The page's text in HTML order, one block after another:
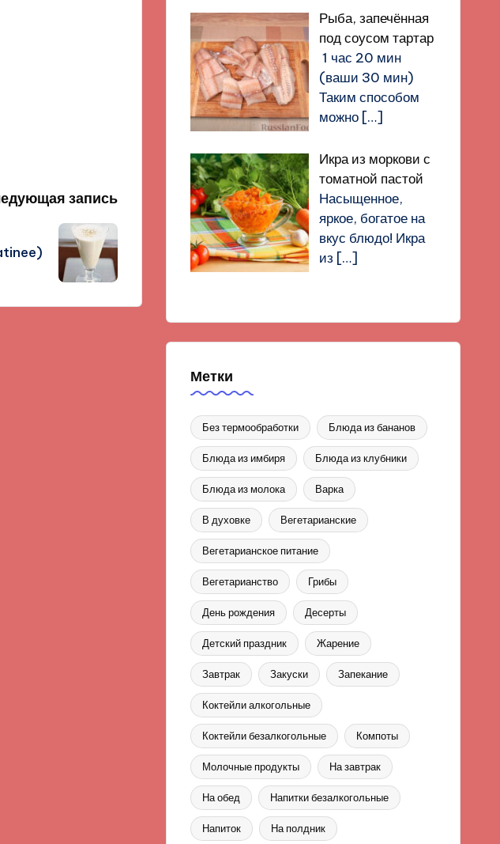
запись
Рыба, запечённая
под соусом тартар
1 час 20 мин
(ваши 30 мин)
Таким способом
можно […]
Икра из моркови с
томатной пастой
Насыщенное,
яркое, богатое на
вкус блюдо! Икра
из […]
Метки
Без термообработки Блюда из бананов
Блюда из имбиря Блюда из клубники
Блюда из молока Варка
В духовке Вегетарианские
Вегетарианское питание
Вегетарианство Грибы
День рождения Десерты
Детский праздник Жарение
Завтрак Закуски Запекание
Коктейли алкогольные
Коктейли безалкогольные Компоты
Молочные продукты На завтрак
На обед Напитки безалкогольные
Напиток На полдник